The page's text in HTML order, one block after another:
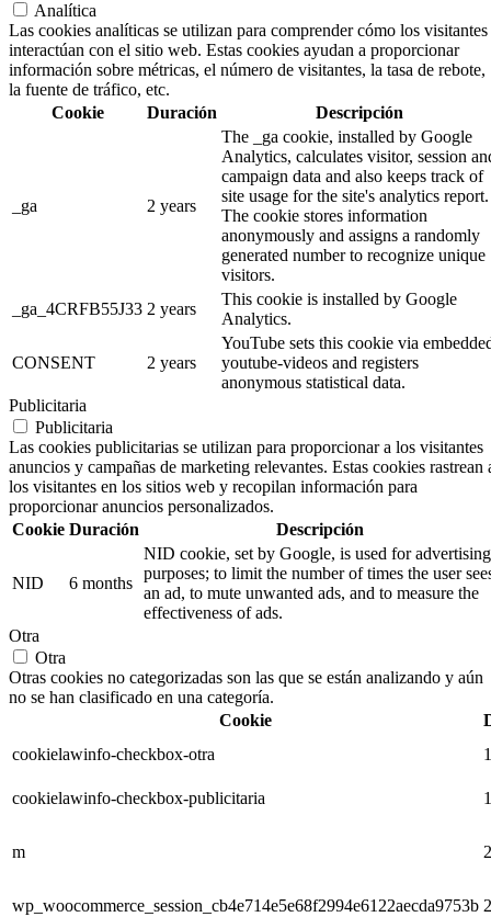
Analítica
Las cookies analíticas se utilizan para comprender cómo los visitantes
interactúan con el sitio web. Estas cookies ayudan a proporcionar
información sobre métricas, el número de visitantes, la tasa de rebote,
la fuente de tráfico, etc.
Cookie
Duración Descripción
_ga 2 years
The _ga cookie, installed by Google
Analytics, calculates visitor, session
campaign data and also keeps track of
site usage for the site's analytics report.
The cookie stores information
anonymously and assigns a randomly
generated number to recognize unique
visitors.
_ga_4CRFB55J33 2 years
This cookie is installed by Google
Analytics.
CONSENT 2 years
YouTube sets this cookie via
youtube-videos and registers
anonymous statistical data.
Publicitaria
Publicitaria
Las cookies publicitarias se utilizan para proporcionar a los visitantes
anuncios y campañas de marketing relevantes. Estas cookies rastrean
los visitantes en los sitios web y recopilan información para
proporcionar anuncios personalizados.
Cookie Duración Descripción
NID 6 months
NID cookie, set by Google, is used for advertising
purposes; to limit the number of times the user
an ad, to mute unwanted ads, and to measure the
effectiveness of ads.
Otra
Otra
Otras cookies no categorizadas son las que se están analizando y aún
no se han clasificado en una categoría.
Cookie
cookielawinfo-checkbox-otra
cookielawinfo-checkbox-publicitaria
m
wp_woocommerce_session_cb4e714e5e68f2994e6122aecda9753b